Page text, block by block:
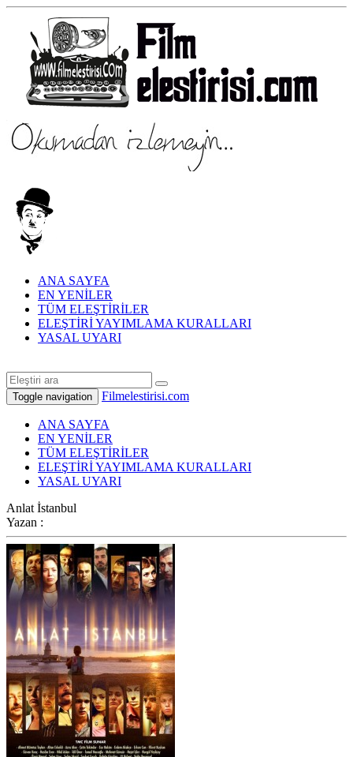
ANA SAYFA
EN YENİLER
TÜM ELEŞTİRİLER
ELEŞTİRİ YAYIMLAMA KURALLARI
YASAL UYARI
Toggle navigation Filmelestirisi.com
ANA SAYFA
EN YENİLER
TÜM ELEŞTİRİLER
ELEŞTİRİ YAYIMLAMA KURALLARI
YASAL UYARI
Anlat İstanbul
Yazan :